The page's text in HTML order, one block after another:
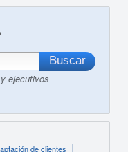
ejecutivos
de clientes